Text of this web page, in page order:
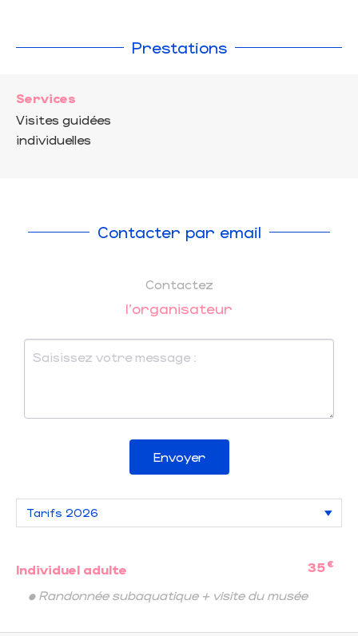
Prestations
Services
Visites guidées
individuelles
Contacter par email
Contactez
l'organisateur
Envoyer
Individuel adulte 35 €
• Randonnée subaquatique + visite du musée